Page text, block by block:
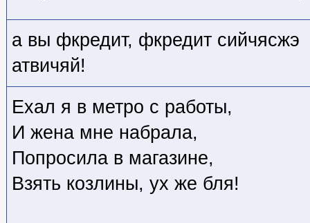
а вы фкредит, фкредит сийчясжэ
атвичяй!
Ехал я в метро с работы,
И жена мне набрала,
Попросила в магазине,
Взять козлины, ух же бля!